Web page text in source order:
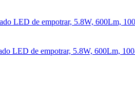
LED de empotrar, 5.8W, 600Lm,
LED de empotrar, 5.8W, 600Lm,